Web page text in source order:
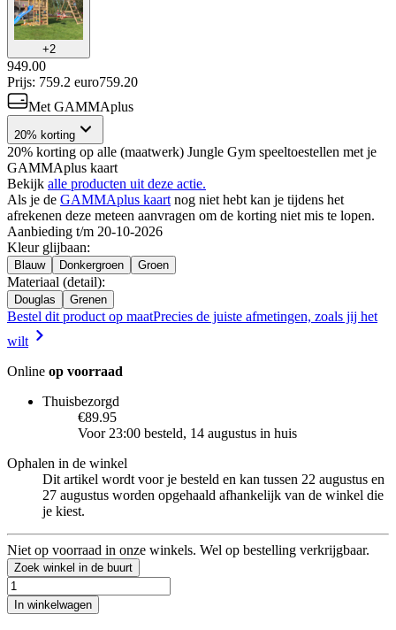
+2
949.00
Prijs: 759.2 euro759.20
Met GAMMAplus
20% korting
20% korting op alle (maatwerk) Jungle Gym speeltoestellen met je
GAMMAplus kaart
Bekijk alle producten uit deze actie.
Als je de GAMMAplus kaart nog niet hebt kan je tijdens het
afrekenen deze meteen aanvragen om de korting niet mis te lopen.
Aanbieding t/m 20-10-2026
Kleur glijbaan:
Blauw Donkergroen Groen
Materiaal (detail):
Douglas Grenen
Bestel dit product op maatPrecies de juiste afmetingen, zoals jij het
wilt
Online op voorraad
Thuisbezorgd
€89.95
Voor 23:00 besteld, 14 augustus in huis
Ophalen in de winkel
Dit artikel wordt voor je besteld en kan tussen 22 augustus en
27 augustus worden opgehaald afhankelijk van de winkel die
je kiest.
Niet op voorraad in onze winkels. Wel op bestelling verkrijgbaar.
Zoek winkel in de buurt
In winkelwagen